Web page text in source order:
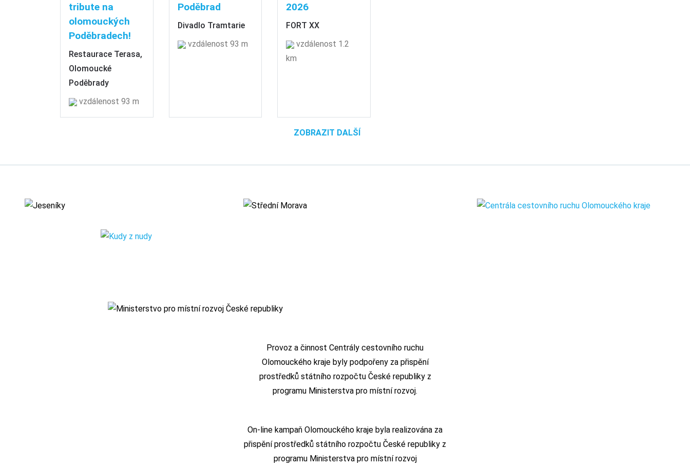
tribute na
olomouckých
Poděbradech!
Restaurace Terasa,
Olomoucké
Poděbrady
vzdálenost 93 m
Poděbrad
Divadlo Tramtarie
vzdálenost 93 m
2026
FORT XX
vzdálenost 1.2
km
ZOBRAZIT DALŠÍ
Provoz a činnost Centrály cestovního ruchu
Olomouckého kraje byly podpořeny za přispění
prostředků státního rozpočtu České republiky z
programu Ministerstva pro místní rozvoj.
On-line kampaň Olomouckého kraje byla realizována za
přispění prostředků státního rozpočtu České republiky z
programu Ministerstva pro místní rozvoj